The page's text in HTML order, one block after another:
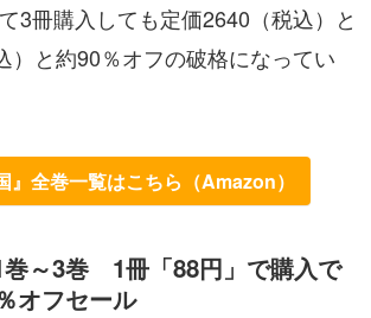
3冊購入しても定価2640（税込）と
）と約90％オフの破格になってい
』全巻一覧はこちら（Amazon）
巻～3巻 1冊「88円」で購入で
オフセール